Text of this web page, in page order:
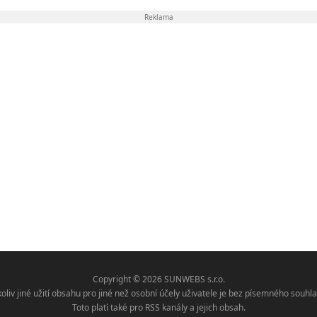
Reklama
Copyright © 2026 SUNWEBS s.r.o.
jiné užití obsahu pro jiné než osobní účely uživatele je bez písemného
Toto platí také pro RSS kanály a jejich obsah.